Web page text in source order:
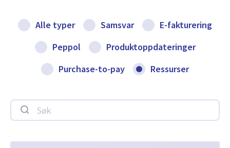
Alle typer Samsvar
E-fakturering
Peppol
Produktoppdateringer
Purchase-to-pay
Ressurser
Søk